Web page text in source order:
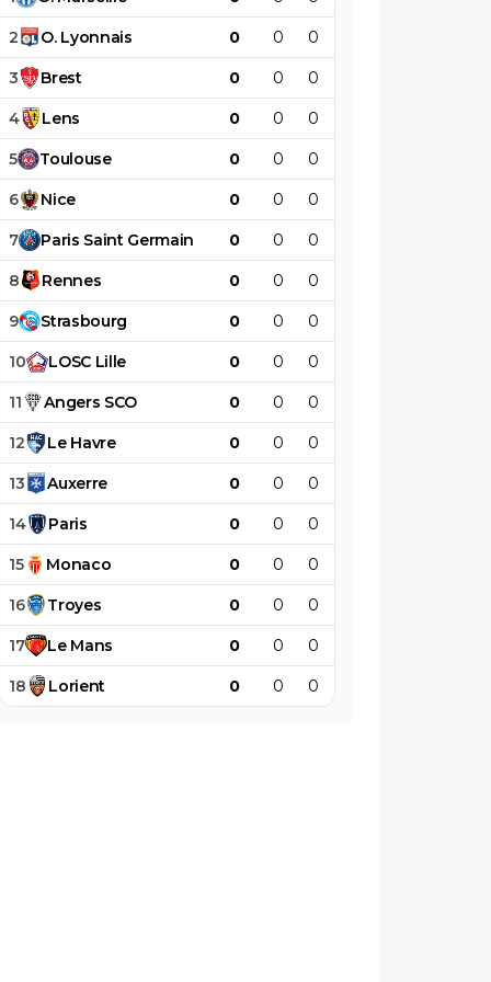
2 O. Lyonnais 0 0 0
3 Brest 0 0 0
4 Lens 0 0 0
5 Toulouse 0 0 0
6 Nice 0 0 0
7 Paris Saint Germain 0 0 0
8 Rennes 0 0 0
9 Strasbourg 0 0 0
10 LOSC Lille 0 0 0
11 Angers SCO 0 0 0
12 Le Havre 0 0 0
13 Auxerre 0 0 0
14 Paris 0 0 0
15 Monaco 0 0 0
16 Troyes 0 0 0
17 Le Mans 0 0 0
18 Lorient 0 0 0